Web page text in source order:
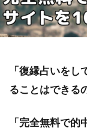
「復縁占いを
ることはできる
「完全無料で